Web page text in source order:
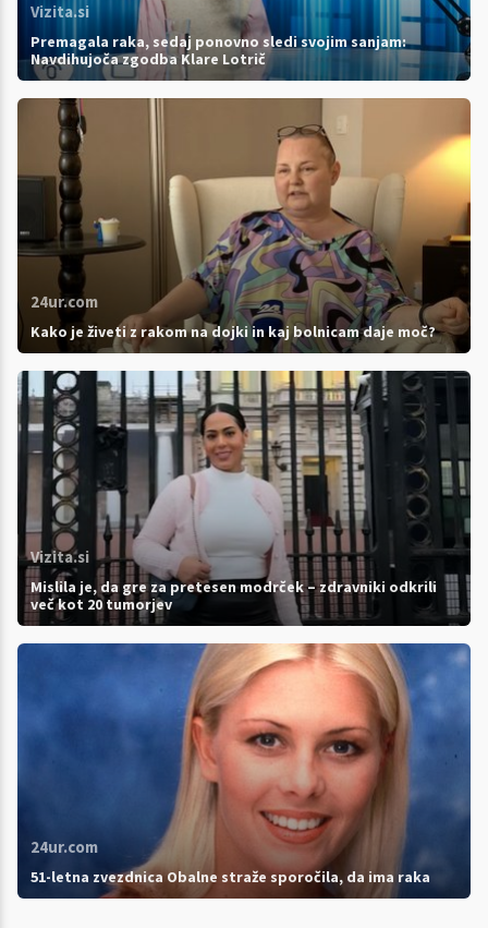
Vizita.si
Premagala raka, sedaj ponovno sledi svojim sanjam:
Navdihujoča zgodba Klare Lotrič
24ur.com
Kako je živeti z rakom na dojki in kaj bolnicam daje moč?
Vizita.si
Mislila je, da gre za pretesen modrček – zdravniki odkrili
več kot 20 tumorjev
24ur.com
51-letna zvezdnica Obalne straže sporočila, da ima raka